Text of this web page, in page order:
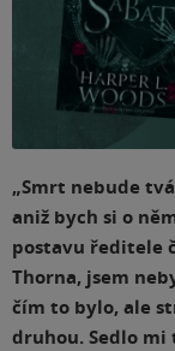
„Smrt nebude
aniž bych si o
postavu ředitele
Thorna, jsem
čím to bylo, ale
druhou. Sedlo mi